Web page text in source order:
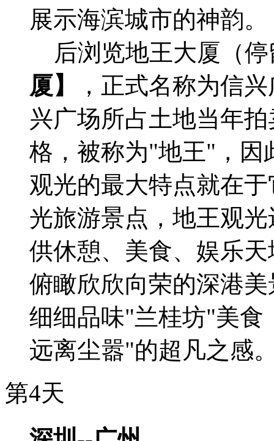
展示海滨城市的神韵。
后浏览地王大厦（停
厦】
，正式名称为信
兴广场所占土地当年
格，被称为"地王"，因
观光的最大特点就在
光旅游景点，地王观
供休憩、美食、娱乐
俯瞰欣欣向荣的深港
细细品味"兰桂坊"美食
远离尘嚣"的超凡之感
第4天